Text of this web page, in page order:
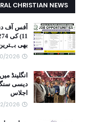
CHRISTIAN NEWS
بھی
11:59:00 AM
دیسی
اجلاس
02:38:00 PM